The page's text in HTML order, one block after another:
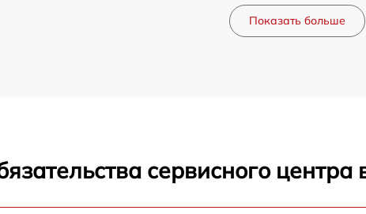
Показать больше
сервисного центра